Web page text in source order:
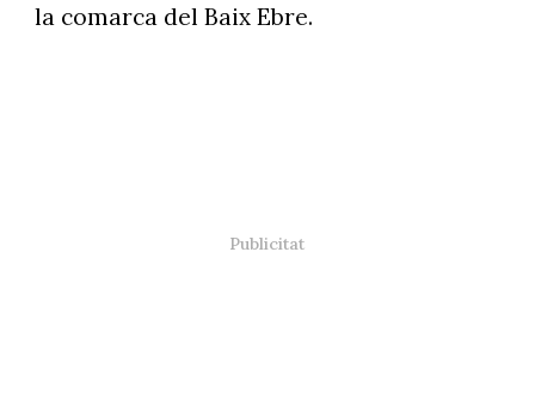
la comarca del Baix Ebre.